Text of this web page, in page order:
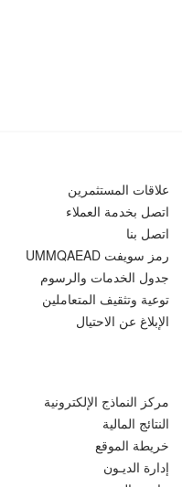
علاقات المستثمرين
اتصل بخدمة العملاء
اتصل بنا
رمز سويفت UMMQAEAD
جدول الخدمات والرسوم
توعية وتثقيف المتعاملين
الإبلاغ عن الاحتيال
مركز النماذج الإلكترونية
النتائج المالية
خريطة الموقع
إدارة الديـون